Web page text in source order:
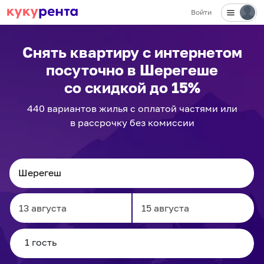
Войти
Снять квартиру с интернетом
посуточно в Шерегеше
со скидкой до 15%
440 вариантовжилья с оплатой частями или
в рассрочку без комиссии
Navigate
forward
to
Navigate
to
✕